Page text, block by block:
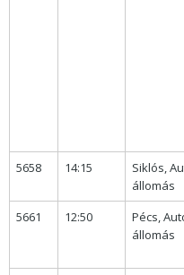
5658 14:15
Siklós,
állomás
5661
12:50
Pécs,
állomás